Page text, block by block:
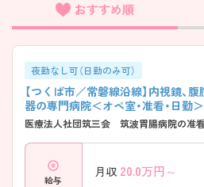
フリーワード検索
おすすめ順
夜勤なし可（日勤のみ可）
【つくば市／常磐線沿線】内視鏡、
器の専門病院＜オペ室・准看・日勤＞
医療法人社団筑三会 筑波胃腸病院の准
給与
月収 20.0万円～